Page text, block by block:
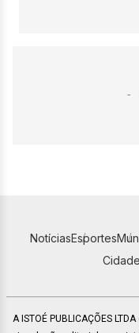
NotíciasEsportes
A ISTOÉ PUBLICAÇÕES